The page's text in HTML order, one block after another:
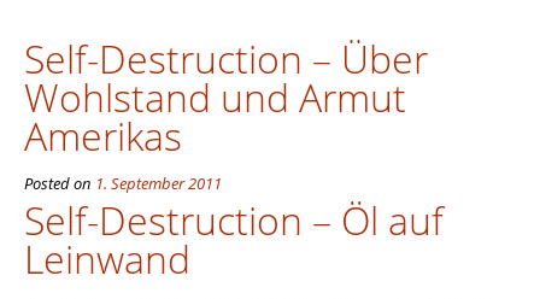
Self-Destruction – Über
Wohlstand und Armut
Amerikas
Posted on 1. September 2011
Self-Destruction – Öl auf
Leinwand